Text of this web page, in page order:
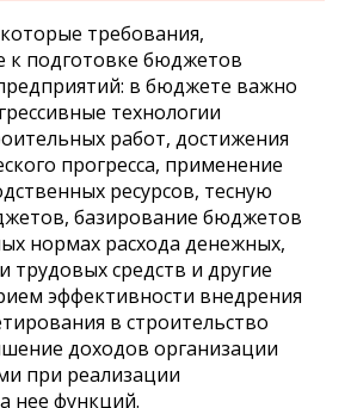
требования,
к подготовке бюджетов
в бюджете важно
технологии
работ, достижения
прогресса, применение
ресурсов, тесную
базирование бюджетов
нормах расхода денежных,
трудовых средств и другие
эффективности внедрения
в строительство
доходов организации
при реализации
нее функций.